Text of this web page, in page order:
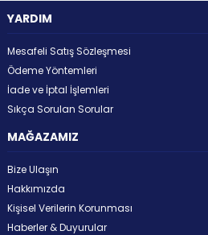
YARDIM
Mesafeli Satış Sözleşmesi
Ödeme Yöntemleri
İade ve İptal İşlemleri
Sıkça Sorulan Sorular
MAĞAZAMIZ
Bize Ulaşın
Hakkımızda
Kişisel Verilerin Korunması
Haberler & Duyurular